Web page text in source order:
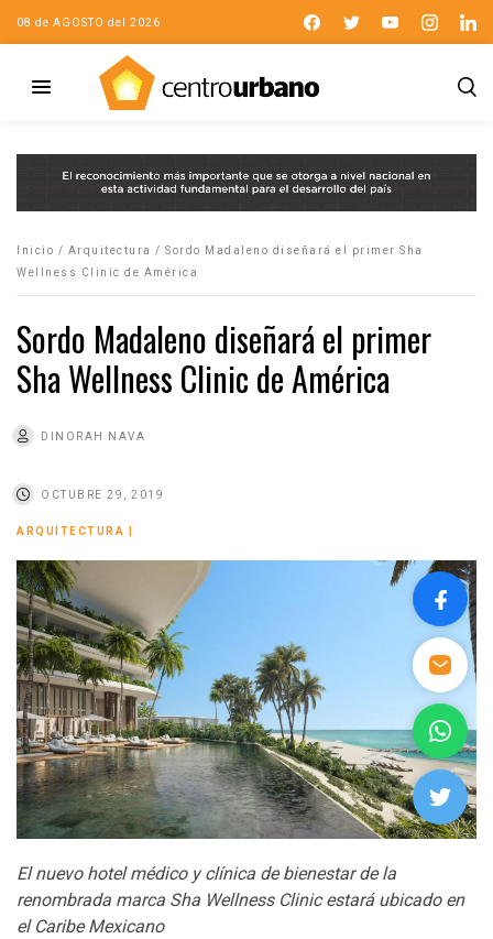
08 de AGOSTO del 2026
Inicio / Arquitectura / Sordo Madaleno diseñará el primer Sha
Wellness Clinic de América
Sordo Madaleno diseñará el primer
Sha Wellness Clinic de América
DINORAH NAVA
OCTUBRE 29, 2019
ARQUITECTURA
El nuevo hotel médico y clínica de bienestar de la
renombrada marca Sha Wellness Clinic estará ubicado en
el Caribe Mexicano